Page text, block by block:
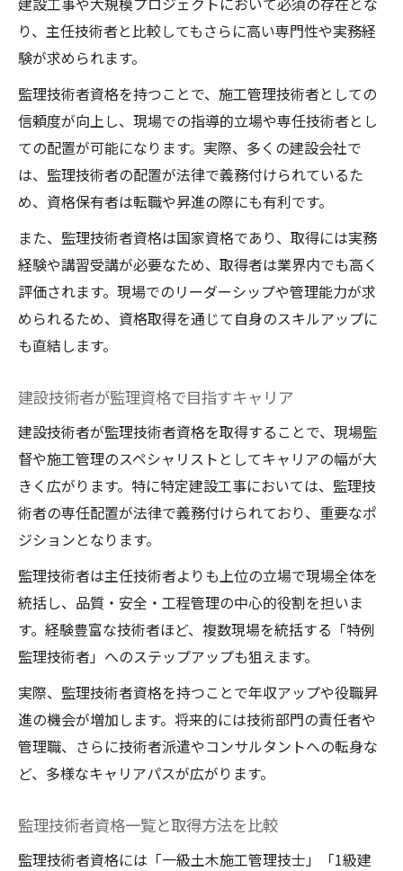
り、主任技術者と比較してもさらに高い専門性や実務経
験が求められます。
監理技術者資格を持つことで、施工管理技術者としての
信頼度が向上し、現場での指導的立場や専任技術者とし
ての配置が可能になります。実際、多くの建設会社で
は、監理技術者の配置が法律で義務付けられているた
め、資格保有者は転職や昇進の際にも有利です。
また、監理技術者資格は国家資格であり、取得には実務
経験や講習受講が必要なため、取得者は業界内でも高く
評価されます。現場でのリーダーシップや管理能力が求
められるため、資格取得を通じて自身のスキルアップに
も直結します。
建設技術者が監理資格で目指すキャリア
建設技術者が監理技術者資格を取得することで、現場監
督や施工管理のスペシャリストとしてキャリアの幅が大
きく広がります。特に特定建設工事においては、監理技
術者の専任配置が法律で義務付けられており、重要なポ
ジションとなります。
監理技術者は主任技術者よりも上位の立場で現場全体を
統括し、品質・安全・工程管理の中心的役割を担いま
す。経験豊富な技術者ほど、複数現場を統括する「特例
監理技術者」へのステップアップも狙えます。
実際、監理技術者資格を持つことで年収アップや役職昇
進の機会が増加します。将来的には技術部門の責任者や
管理職、さらに技術者派遣やコンサルタントへの転身な
ど、多様なキャリアパスが広がります。
監理技術者資格一覧と取得方法を比較
監理技術者資格には「一級土木施工管理技士」「1級建